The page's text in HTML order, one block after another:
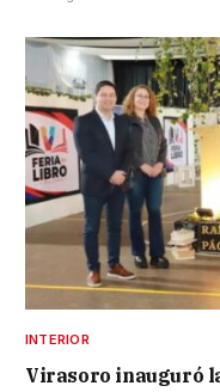
INTERIOR
Virasoro inauguró